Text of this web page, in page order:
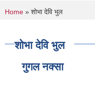
You are here
Home » शोभा देवि भुल
शोभा देवि भुल
गुगल नक्सा